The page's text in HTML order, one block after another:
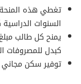
تغطي هذه
السنوات
كبدل للمصروفات
توفير سكن مجاني